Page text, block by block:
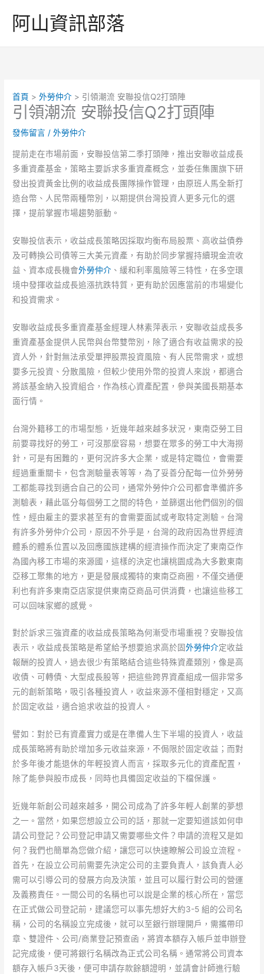
阿山資訊部落
首頁 外勞仲介 引領潮流 安聯投信Q2打頭陣
引領潮流 安聯投信Q2打頭陣
發佈留言 /外勞仲介
提前走在市場前面，安聯投信第二季打頭陣，推出安聯收益成長
多重資產基金，策略主要訴求多重資產概念，並委任集團旗下研
發出投資黃金比例的收益成長團隊操作管理，由原班人馬全新打
造台幣、人民幣兩種幣別，以期提供台灣投資人更多元化的選
擇，提前掌握市場趨勢脈動。
安聯投信表示，收益成長策略因採取均衡布局股票、高收益債券
及可轉換公司債等三大美元資產，有助於同步掌握持續現金流收
益、資本成長機會外勞仲介 、緩和利率風險等三特性，在多空環
境中發揮收益成長追漲抗跌特質，更有助於因應當前的市場變化
和投資需求。
安聯收益成長多重資產基金經理人林素萍表示，安聯收益成長多
重資產基金提供人民幣與台幣雙幣別，除了適合有收益需求的投
資人外，針對無法承受單押股票投資風險、有人民幣需求，或想
要多元投資、分散風險，但較少使用外幣的投資人來說，都適合
將該基金納入投資組合，作為核心資產配置，參與美國長期基本
面行情。
台灣外籍移工的市場型態，近幾年越來越多狀況，東南亞勞工目
前要尋找好的勞工，可沒那麼容易，想要在眾多的勞工中大海撈
針，可是有困難的，更何況許多大企業，或是特定職位，會需要
經過重重關卡，包含測驗量表等等，為了妥善分配每一位外勞勞
工都能尋找到適合自己的公司，通常外勞仲介公司都會準備許多
測驗表，藉此區分每個勞工之間的特色，並篩選出他們個別的個
性，經由雇主的要求甚至有的會需要面試或考取特定測驗。台灣
有許多外勞仲介公司，原因不外乎是，台灣的政府因為世界經濟
體系的體系位置以及回應國族建構的經濟操作而決定了東南亞作
為國內移工市場的來源國，這樣的決定也讓桃園成為大多數東南
亞移工聚集的地方，更是發展成獨特的東南亞商圈，不僅交通便
利也有許多東南亞店家提供東南亞商品可供消費，也讓這些移工
可以回味家鄉的感覺。
對於訴求三強資產的收益成長策略為何漸受市場重視？安聯投信
表示，收益成長策略是希望給予想要追求高於固外勞仲介定收益
報酬的投資人，過去很少有策略結合這些特殊資產類別，像是高
收債、可轉債、大型成長股等，把這些跨界資產組成一個非常多
元的創新策略，吸引各種投資人，收益來源不僅相對穩定，又高
於固定收益，適合追求收益的投資人。
譬如：對於已有資產實力或是在準備人生下半場的投資人，收益
成長策略將有助於增加多元收益來源，不侷限於固定收益；而對
於多年後才能退休的年輕投資人而言，採取多元化的資產配置，
除了能參與股市成長，同時也具備固定收益的下檔保護。
近幾年新創公司越來越多，開公司成為了許多年輕人創業的夢想
之一。當然，如果您想設立公司的話，那就一定要知道該如何申
請公司登記？公司登記申請又需要哪些文件？申請的流程又是如
何？我們也簡單為您做介紹，讓您可以快速瞭解公司設立流程。
首先，在設立公司前需要先決定公司的主要負責人，該負責人必
需可以引導公司的發展方向及決策，並且可以履行對公司的營運
及義務責任。一間公司的名稱也可以說是企業的核心所在，當您
在正式做公司登記前，建議您可以事先想好大約3-5 組的公司名
稱，公司的名稱設立完成後，就可以至銀行辦理開戶，需攜帶印
章、雙證件、公司/商業登記預查函，將資本額存入帳戶並申辦登
記完成後，便可將銀行名稱改為正式公司名稱。通常將公司資本
額存入帳戶3天後，便可申請存款餘額證明，並請會計師進行驗